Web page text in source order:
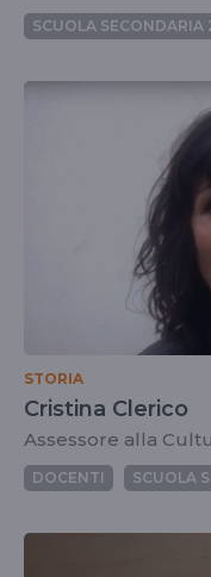
SCUOLA SECONDARIA
STORIA
Cristina Clerico
Assessore alla
DOCENTI SCUOLA